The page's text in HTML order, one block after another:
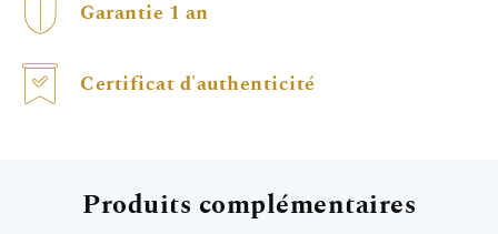
Garantie 1 an
Certificat d'authenticité
Produits complémentaires